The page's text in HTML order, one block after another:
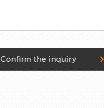
Confirm the inquiry